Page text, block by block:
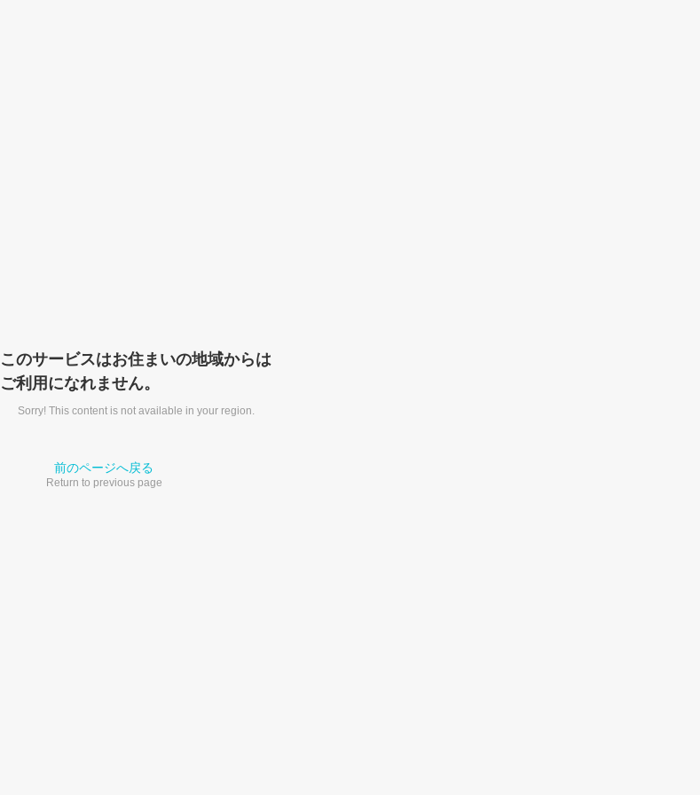
このサービスはお住まいの地域からは
ご利用になれません。
Sorry! This content is not available in your region.
前のページへ戻る
Return to previous page